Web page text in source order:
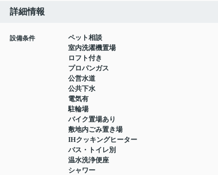
詳細情報
設備条件
ペット相談
室内洗濯機置場
ロフト付き
プロパンガス
公営水道
公共下水
電気有
駐輪場
バイク置場あり
敷地内ごみ置き場
IHクッキングヒーター
バス・トイレ別
温水洗浄便座
シャワー